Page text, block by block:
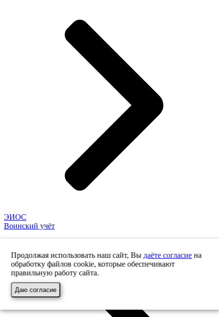
ЭИОС
Воинский учёт
Продолжая использовать наш сайт, Вы даёте согласиена
обработку файлов cookie, которые обеспечивают
правильную работу сайта.
Даю согласие